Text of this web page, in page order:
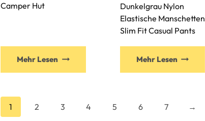
Camper Hut
Mehr Lesen
Dunkelgrau Nylon
Elastische Manschetten
Slim Fit Casual Pants
Mehr Lesen
1 2 3 4 5 6 7 →